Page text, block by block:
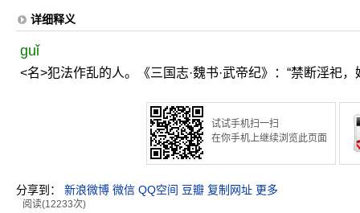
详细释义
guǐ
<名>犯法作乱的人。《三国志·魏书·武帝纪》：“禁断淫祀，
试试手机扫一扫
在你手机上继续浏览此页面
分享到： 新浪微博 微信 QQ空间 豆瓣 复制网址 更多
阅读(12233次)